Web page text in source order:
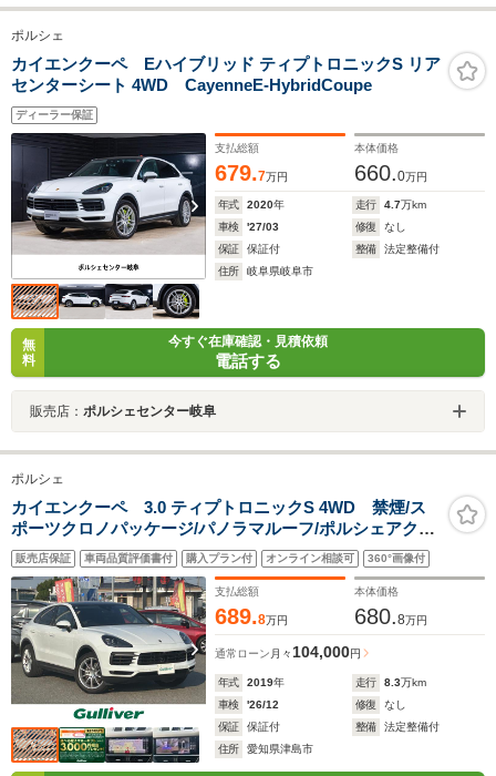
ポルシェ
カイエンクーペ Eハイブリッド ティプトロニックS リア
センターシート 4WD CayenneE-HybridCoupe
ディーラー保証
支払総額
679.7万円
本体価格
660.0万円
年式 2020年 走行 4.7万km
車検
'27/03 修復
なし
保証
保証付 整備
法定整備付
住所
岐阜県岐阜市
無
料
今すぐ在庫確認・見積依頼
電話する
販売店： ポルシェセンター岐阜
ポルシェ
カイエンクーペ 3.0 ティプトロニックS 4WD 禁煙/ス
ポーツクロノパッケージ/パノラマルーフ/ポルシェアクテ
ィブセーフ/キャリパー/ドライブレコーダー/ETC/スポー
ツシート/パワーテールゲート/スペアスマートキー/保証
書/取扱説明書
販売店保証 車両品質評価書付 購入プラン付 オンライン相談可 360°画像付
支払総額
689.8万円
本体価格
680.8万円
通常ローン 月々104,000円
年式 2019年 走行 8.3万km
車検
'26/12 修復
なし
保証
保証付 整備
法定整備付
住所
愛知県津島市